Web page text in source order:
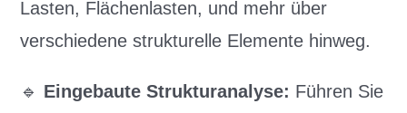
Lasten, Flächenlasten, und mehr über
verschiedene strukturelle Elemente hinweg.
🔹 Eingebaute Strukturanalyse: Führen Sie